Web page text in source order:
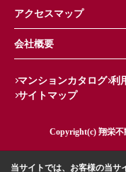
アクセスマップ
会社概要
マンションカタログ 利
サイトマップ
Copyright(c) 翔栄不
当サイトでは、お客様の当サ